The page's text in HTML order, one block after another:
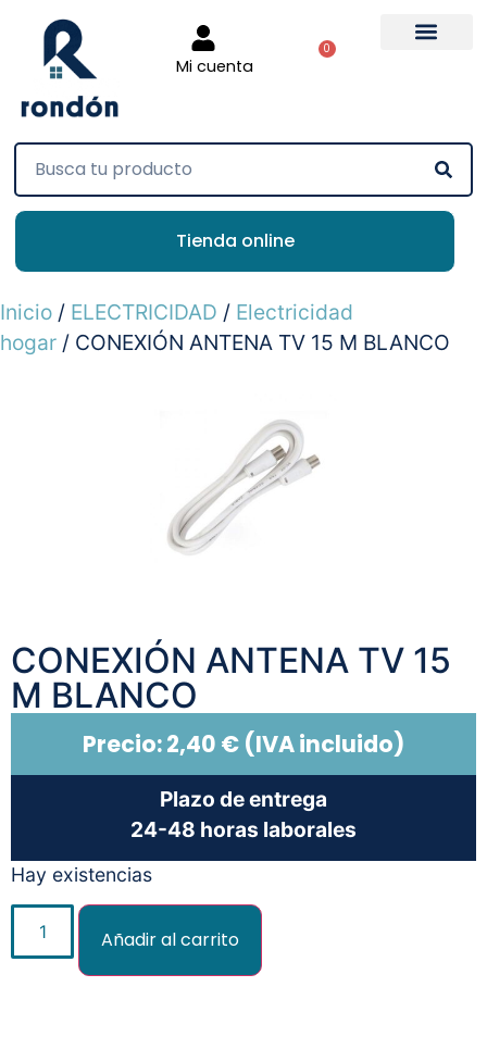
Mi cuenta
0
Tienda online
Inicio / ELECTRICIDAD / Electricidad
hogar / CONEXIÓN ANTENA TV 15 M BLANCO
CONEXIÓN ANTENA TV 15
M BLANCO
Precio:2,40 € (IVA incluido)
Plazo de entrega
24-48 horas laborales
Hay existencias
Añadir al carrito